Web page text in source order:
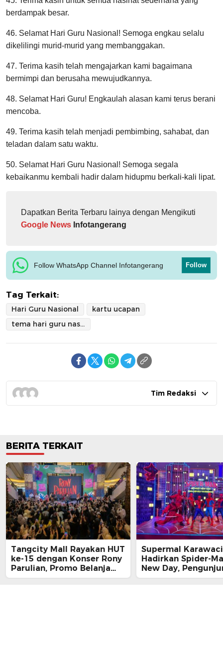
berdampak besar.
46. Selamat Hari Guru Nasional! Semoga engkau selalu
dikelilingi murid-murid yang membanggakan.
47. Terima kasih telah mengajarkan kami bagaimana
bermimpi dan berusaha mewujudkannya.
48. Selamat Hari Guru! Engkaulah alasan kami terus berani
mencoba.
49. Terima kasih telah menjadi pembimbing, sahabat, dan
teladan dalam satu waktu.
50. Selamat Hari Guru Nasional! Semoga segala
kebaikanmu kembali hadir dalam hidupmu berkali-kali lipat.
Dapatkan Berita Terbaru lainya dengan Mengikuti
Google News Infotangerang
Follow WhatsApp Channel Infotangerang Follow
Tag Terkait:
Hari Guru Nasional
kartu ucapan
tema hari guru nasional 2025
Tim Redaksi
BERITA TERKAIT
Tangcity Mall Rayakan HUT
ke-15 dengan Konser Rony
Parulian, Promo Belanja
hingga Festival Komunitas
Supermal Karawaci
Hadirkan Spider-
New Day,
Main, Bertemu